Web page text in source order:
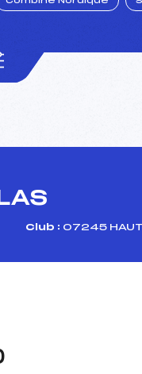
Club : 07245 HAUT